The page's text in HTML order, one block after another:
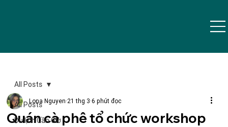
All Posts
Du lịch Cần Giờ
All Posts
Quán cà phê tổ chức workshop
Lona Nguyen 21 thg 3 6 phút đọc